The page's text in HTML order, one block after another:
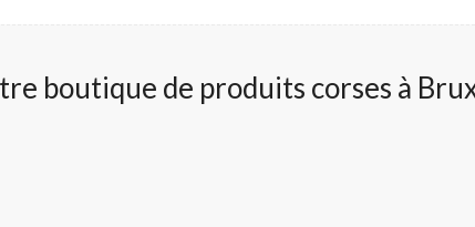
boutique de produits corses à